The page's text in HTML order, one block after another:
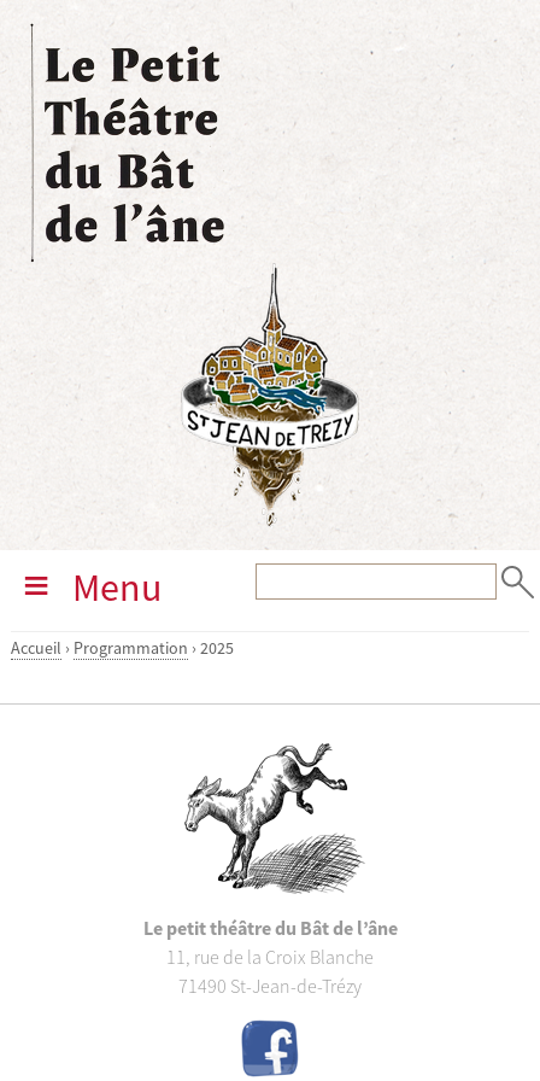
Menu
Accueil › Programmation › 2025
Le petit théâtre du Bât de l’âne
11, rue de la Croix Blanche
71490 St-Jean-de-Trézy